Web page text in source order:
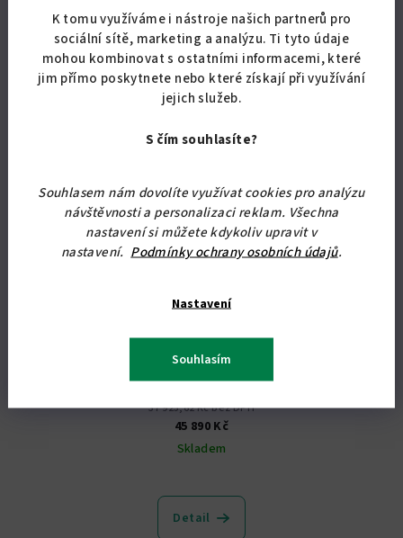
K tomu využíváme i nástroje našich partnerů pro
sociální sítě, marketing a analýzu. Ti tyto údaje
mohou kombinovat s ostatními informacemi, které
jim přímo poskytnete nebo které získají při využívání
jejich služeb.
S čím souhlasíte?
Souhlasem nám dovolíte využívat cookies pro analýzu
návštěvnosti a personalizaci reklam. Všechna
nastavení si můžete kdykoliv upravit v
nastavení. Podmínky ochrany osobních údajů.
Nastavení
Souhlasím
Tip
Doprava zdarma
Kuchyňská linka Bára - C
37 925,62 Kč bez DPH
45 890 Kč
Skladem
Detail